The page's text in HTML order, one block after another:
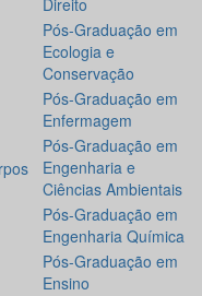
Direito
Pós-Graduação em
Ecologia e
Conservação
Pós-Graduação em
Enfermagem
Pós-Graduação em
Engenharia e
Ciências Ambientais
Pós-Graduação em
Engenharia Química
Pós-Graduação em
Ensino